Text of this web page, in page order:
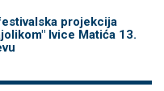
projekcija
Ivice Matića 13.